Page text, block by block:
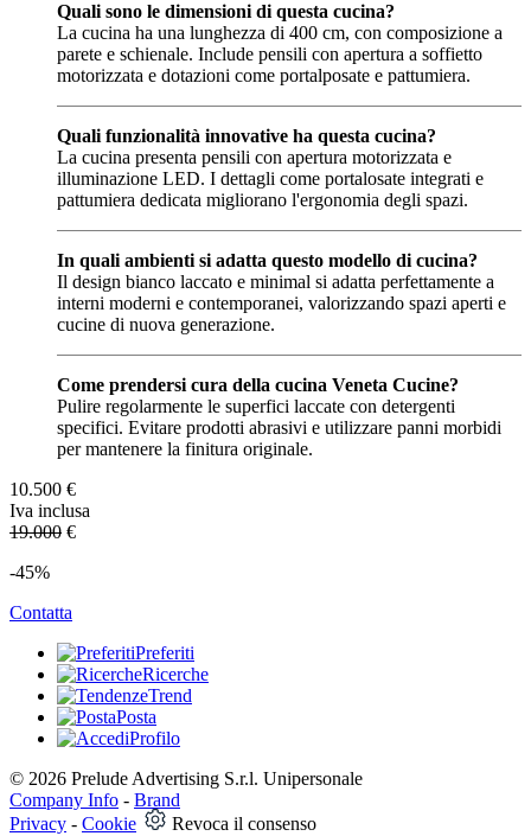
Quali sono le dimensioni di questa cucina?
La cucina ha una lunghezza di 400 cm, con composizione a
parete e schienale. Include pensili con apertura a soffietto
motorizzata e dotazioni come portalposate e pattumiera.
Quali funzionalità innovative ha questa cucina?
La cucina presenta pensili con apertura motorizzata e
illuminazione LED. I dettagli come portalosate integrati e
pattumiera dedicata migliorano l'ergonomia degli spazi.
In quali ambienti si adatta questo modello di cucina?
Il design bianco laccato e minimal si adatta perfettamente a
interni moderni e contemporanei, valorizzando spazi aperti e
cucine di nuova generazione.
Come prendersi cura della cucina Veneta Cucine?
Pulire regolarmente le superfici laccate con detergenti
specifici. Evitare prodotti abrasivi e utilizzare panni morbidi
per mantenere la finitura originale.
10.500 €
Iva inclusa
19.000 €
-45%
Contatta
Preferiti
Ricerche
Trend
Posta
Profilo
© 2026 Prelude Advertising S.r.l. Unipersonale
Company Info - Brand
Privacy - Cookie Revoca il consenso